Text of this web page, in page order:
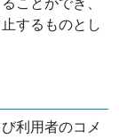
ことができ、
するものとし
利用者のコメ